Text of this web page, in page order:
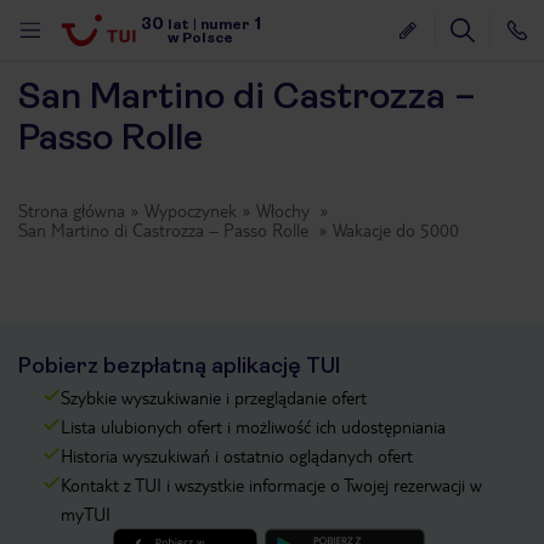
30 lat numer 1
w Polsce
San Martino di Castrozza –
Passo Rolle
Strona główna Wypoczynek
Włochy
San Martino di Castrozza – Passo Rolle
Wakacje do 5000
Pobierz bezpłatną aplikację TUI
Szybkie wyszukiwanie i przeglądanie ofert
Lista ulubionych ofert i możliwość ich udostępniania
Historia wyszukiwań i ostatnio oglądanych ofert
Kontakt z TUI i wszystkie informacje o Twojej rezerwacji w
myTUI